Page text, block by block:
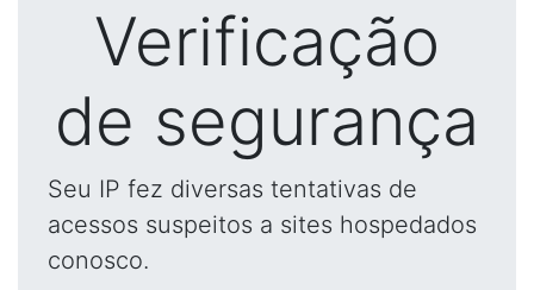
Verificação
de segurança
Seu IP fez diversas tentativas de
acessos suspeitos a sites hospedados
conosco.